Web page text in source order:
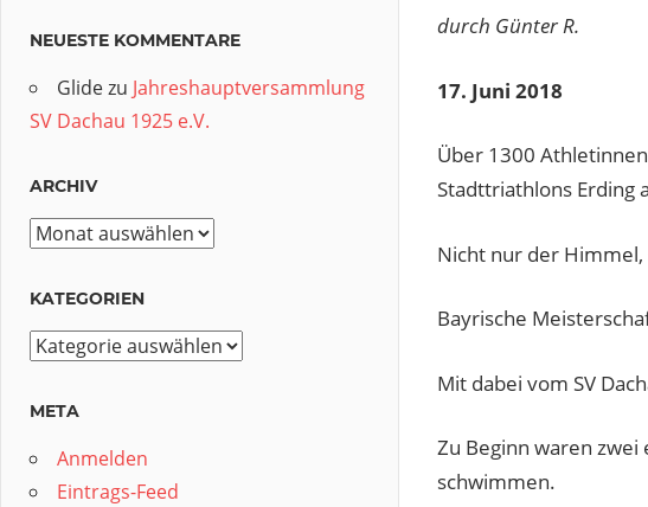
durch Günter R.
17. Juni 2018
Über 1300
Stadttriathlons Erding
Nicht nur der Himmel,
Bayrische
Mit dabei vom SV
Zu Beginn waren
schwimmen.
NEUESTE KOMMENTARE
Glidezu Jahreshauptversammlung
SV Dachau 1925 e.V.
ARCHIV
Archiv
KATEGORIEN
Kategorien
META
Anmelden
Eintrags-Feed